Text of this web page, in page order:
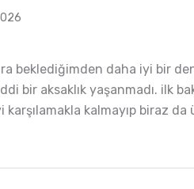
beklediğimden daha iyi bir
bir aksaklık yaşanmadı. ilk
kalmayıp biraz da